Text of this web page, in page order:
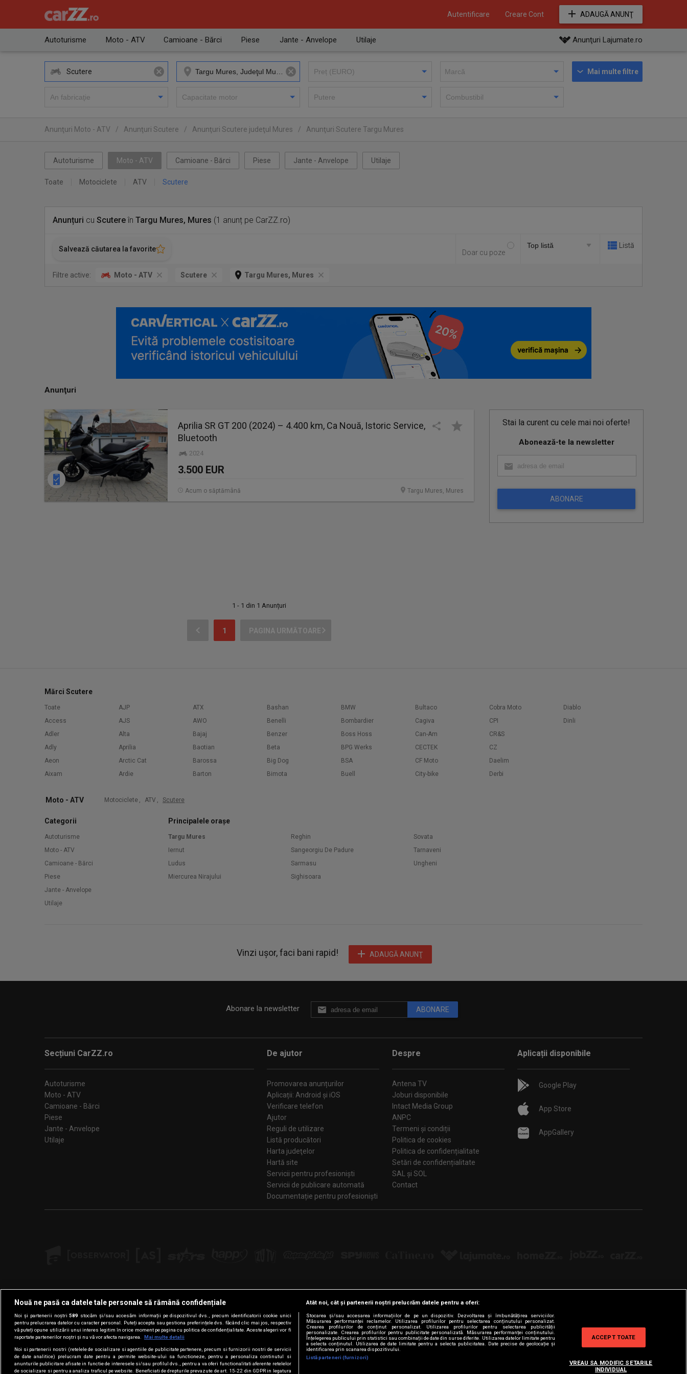
Autentificare Creare Cont ADAUGĂ ANUNŢ
Autoturisme Moto - ATV Camioane - Bărci Piese Jante - Anvelope Utilaje Anunţuri Lajumate.ro
Scutere Mai multe filtre
Anunţuri Moto - ATV / Anunţuri Scutere / Anunţuri Scutere judeţul Mures / Anunţuri Scutere Targu Mures
Autoturisme Moto - ATV Camioane - Bărci Piese Jante - Anvelope Utilaje
Toate Motociclete ATV Scutere
Anunțuri cu Scutereîn Targu Mures, Mures (1 anunț pe CarZZ.ro)
Salvează căutarea la favorite Doar cu poze
Listă
Filtre active: Moto - ATV Scutere Targu Mures, Mures
Stai la curent cu cele mai noi oferte!
Abonează-te la newsletter
ABONARE
Anunţuri
Aprilia SR GT 200 (2024) – 4.400 km, Ca Nouă, Istoric Service,
Bluetooth
2024
3.500 EUR
Targu Mures, Mures
Acum o săptămână
1 - 1 din 1 Anunțuri
1 PAGINA URMĂTOARE
Mărci Scutere
Toate
Access
Adler
Adly
Aeon
Aixam
AJP
AJS
Alta
Aprilia
Arctic Cat
Ardie
ATX
AWO
Bajaj
Baotian
Barossa
Barton
Bashan
Benelli
Benzer
Beta
Big Dog
Bimota
BMW
Bombardier
Boss Hoss
BPG Werks
BSA
Buell
Bultaco
Cagiva
Can-Am
CECTEK
CF Moto
City-bike
Cobra Moto
CPI
CR&S
CZ
Daelim
Derbi
Diablo
Dinli
Moto - ATV Motociclete , ATV , Scutere
Categorii
Autoturisme
Moto - ATV
Camioane - Bărci
Piese
Jante - Anvelope
Utilaje
Principalele orașe
Targu Mures
Iernut
Ludus
Miercurea Nirajului
Reghin
Sangeorgiu De Padure
Sarmasu
Sighisoara
Sovata
Tarnaveni
Ungheni
Vinzi ușor, faci bani rapid! ADAUGĂ ANUNŢ
Abonare la newsletter ABONARE
Secțiuni CarZZ.ro
Autoturisme
Moto - ATV
Camioane - Bărci
Piese
Jante - Anvelope
Utilaje
De ajutor
Promovarea anunțurilor
Aplicații: Android și iOS
Verificare telefon
Ajutor
Reguli de utilizare
Listă producători
Harta judeţelor
Hartă site
Servicii pentru profesioniști
Servicii de publicare automată
Documentație pentru profesioniști
Despre
Antena TV
Joburi disponibile
Intact Media Group
ANPC
Termeni și condiții
Politica de cookies
Politica de confidențialitate
Setări de confidențialitate
SAL și SOL
Contact
Aplicații disponibile
Google Play
App Store
AppGallery
Urmărește-ne pe:
FacebookLinkedInYouTubeInstagramPinterestTiktok
Nouă ne pasă ca datele tale personale să rămână confidențiale
Noi și partenerii noștri589 stocăm și/sau accesăm informații pe dispozitivul dvs., precum identificatorii cookie unici
pentru prelucrarea datelor cu caracter personal. Puteți accepta sau gestiona preferințele dvs. făcând clic mai jos, respectiv
vă puteți opune utilizării unui interes legitim în orice moment pe pagina cu politica de confidențialitate. Aceste alegeri vor fi
raportate partenerilor noștri și nu vă vor afecta navigarea.
Mai multe detalii
Noi si partenerii nostri (retelele de socializare si agentiile de publicitate partenere, precum si furnizorii nostri de servicii
de date analitice) prelucram date pentru a permite website-ului sa functioneze, pentru a personaliza continutul si
anunturile publicitare afisate in functie de interesele si/sau profilul dvs., pentru a va oferi functionalitati aferente retelelor
de socializare si pentru a analiza traficul pe website. Beneficiati de drepturile prevazute de art. 15-22 din GDPR in legatura
Atât noi, cât și partenerii noștri prelucrăm datele pentru a oferi:
Stocarea și/sau accesarea informațiilor de pe un dispozitiv. Dezvoltarea și îmbunătățirea serviciilor.
Măsurarea performanței reclamelor. Utilizarea profilurilor pentru selectarea conținutului personalizat.
Crearea profilurilor de conținut personalizat. Utilizarea profilurilor pentru selectarea publicității
personalizate. Crearea profilurilor pentru publicitate personalizată. Măsurarea performanței conținutului.
Înțelegerea publicului prin statistici sau combinații de date din surse diferite. Utilizarea datelor limitate pentru
a selecta conținutul. Utilizarea de date limitate pentru a selecta publicitatea. Date precise de geolocație și
identificarea prin scanarea dispozitivului.
Listă parteneri (furnizori)
ACCEPT TOATE
VREAU SA MODIFIC SETARILE
INDIVIDUAL